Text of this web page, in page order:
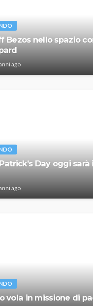
Bezos nello spazio
ago
Day oggi sarà
ago
vola in missione di